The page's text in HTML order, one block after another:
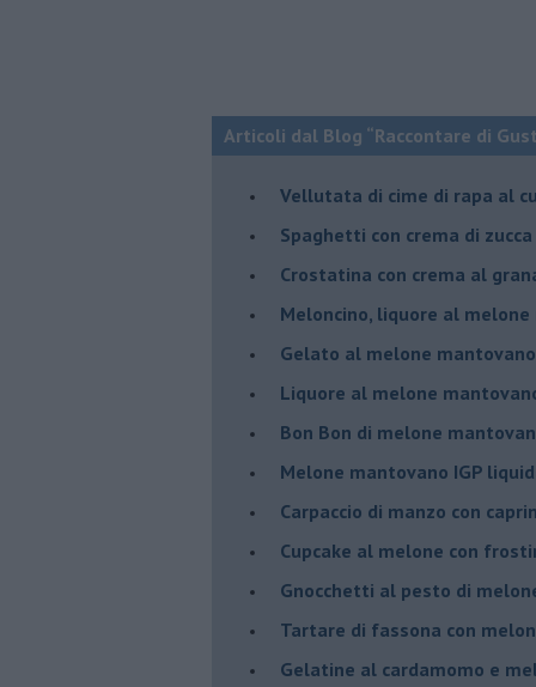
Articoli dal Blog “Raccontare di
Vellutata di cime di rapa al
Spaghetti con crema di zucca
Crostatina con crema al
Meloncino, liquore al melone
Gelato al melone mantovano
Liquore al melone
Bon Bon di melone
Melone mantovano IGP
Carpaccio di manzo con
Cupcake al melone con
Gnocchetti al pesto di
Tartare di fassona con
Gelatine al cardamomo e